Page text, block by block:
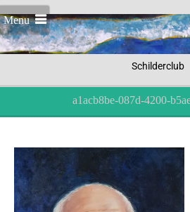
Menu
Schilderclub
a1acb8be-087d-4200-